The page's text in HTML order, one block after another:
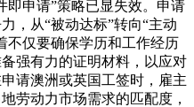
即申请”策略已显失效。申请
，从“被动达标”转向“主动
不仅要确保学历和工作经历
强有力的证明材料，以应对
请澳洲或英国工签时，雇主
劳动力市场需求的匹配度，